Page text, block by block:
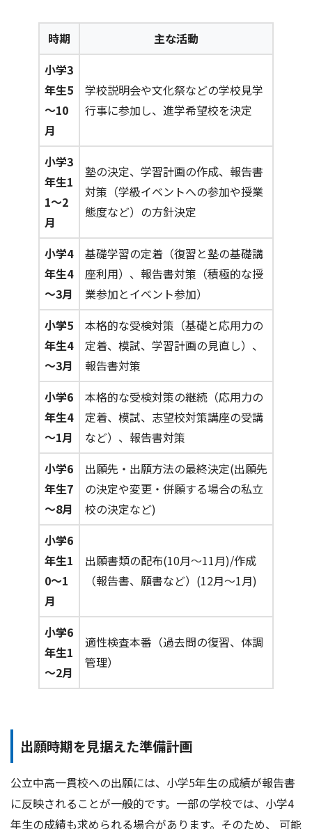
時期
主な活動
小学3
年生5
～10
月
学校説明会や文化祭などの学校見学
行事に参加し、進学希望校を決定
小学3
年生1
1～2
月
塾の決定、学習計画の作成、報告書
対策（学級イベントへの参加や授業
態度など）の方針決定
小学4
年生4
～3月
基礎学習の定着（復習と塾の基礎講
座利用）、報告書対策（積極的な授
業参加とイベント参加）
小学5
年生4
～3月
本格的な受検対策（基礎と応用力の
定着、模試、学習計画の見直し）、
報告書対策
小学6
年生4
～1月
本格的な受検対策の継続（応用力の
定着、模試、志望校対策講座の受講
など）、報告書対策
小学6
年生7
～8月
出願先・出願方法の最終決定(出願先
の決定や変更・併願する場合の私立
校の決定など)
小学6
年生1
0～1
月
出願書類の配布(10月～11月)/作成
（報告書、願書など）(12月～1月)
小学6
年生1
～2月
適性検査本番（過去問の復習、体調
管理）
出願時期を見据えた準備計画
公立中高一貫校への出願には、小学5年生の成績が報告書
に反映されることが一般的です。一部の学校では、小学4
年生の成績も求められる場合があります。そのため、 可能